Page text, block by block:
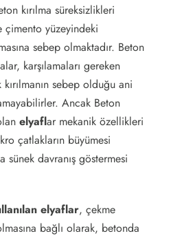
kırılma süreksizlikleri
yüzeyindeki
sebep olmaktadır. Beton
karşılamaları gereken
sebep olduğu ani
Ancak Beton
elyaflar mekanik özellikleri
çatlakların büyümesi
davranış göstermesi
elyaflar, çekme
bağlı olarak, betonda